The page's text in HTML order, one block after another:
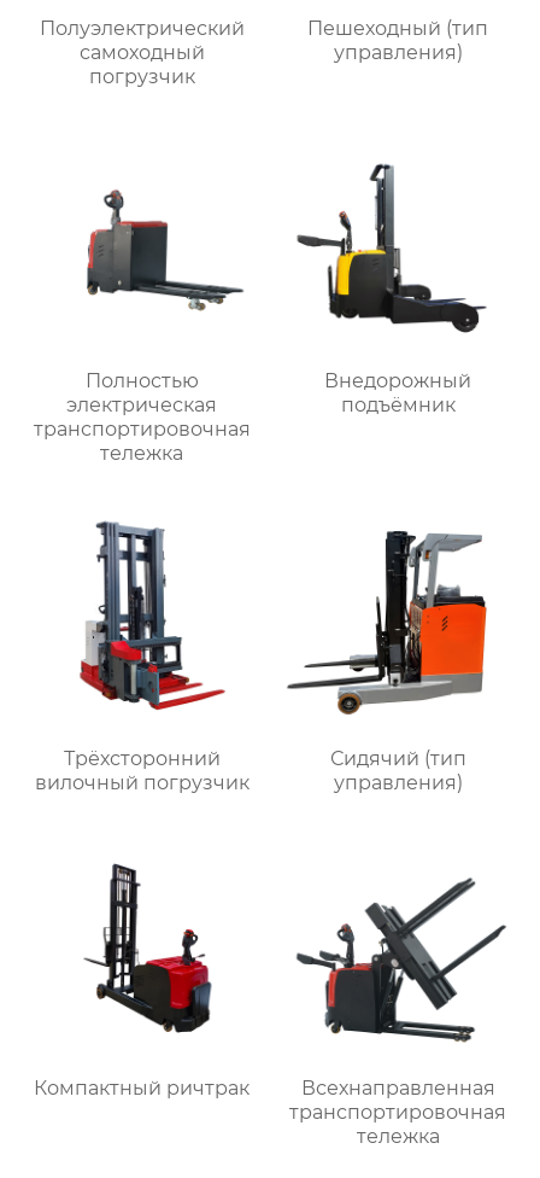
Полуэлектрический
самоходный
погрузчик
Пешеходный (тип
управления)
Полностью
электрическая
транспортировочная
тележка
Внедорожный
подъёмник
Трёхсторонний
вилочный погрузчик
Сидячий (тип
управления)
Компактный ричтрак
Всехнаправленная
транспортировочная
тележка